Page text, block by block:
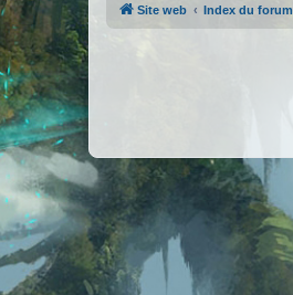
Site web Index du forum